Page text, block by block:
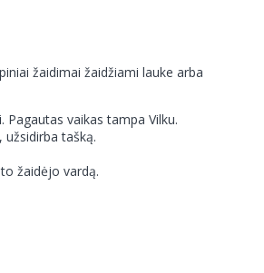
žaidimai žaidžiami lauke arba
Pagautas vaikas tampa Vilku.
tašką.
žaidėjo vardą.